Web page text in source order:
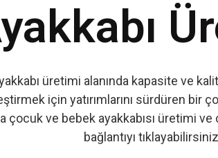
üretimi alanında kapasite ve
için yatırımlarını sürdüren bir
çocuk ve bebek ayakkabısı üretimi ve
bağlantıyı